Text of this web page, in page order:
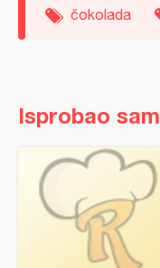
čokolada
Isprobao sam